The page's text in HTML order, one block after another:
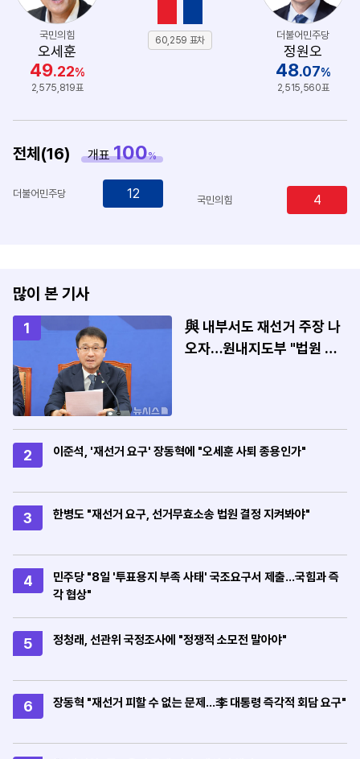
국민의힘
오세훈
49.22%
2,575,819표
60,259 표차 더불어민주당
정원오
48.07%
2,515,560표
전체(16) 개표100%
더불어민주당 12 국민의힘 4
많이 본 기사
1
與 내부서도 재선거 주장 나
오자…원내지도부 "법원 결
2 이준석, '재선거 요구' 장동혁에 "오세훈 사퇴 종용인가"
3 한병도 "재선거 요구, 선거무효소송 법원 결정 지켜봐야"
4
민주당 "8일 '투표용지 부족 사태' 국조요구서 제출…국힘과 즉
각 협상"
5 정청래, 선관위 국정조사에 "정쟁적 소모전 말아야"
6 장동혁 "재선거 피할 수 없는 문제…李 대통령 즉각적 회담 요구"